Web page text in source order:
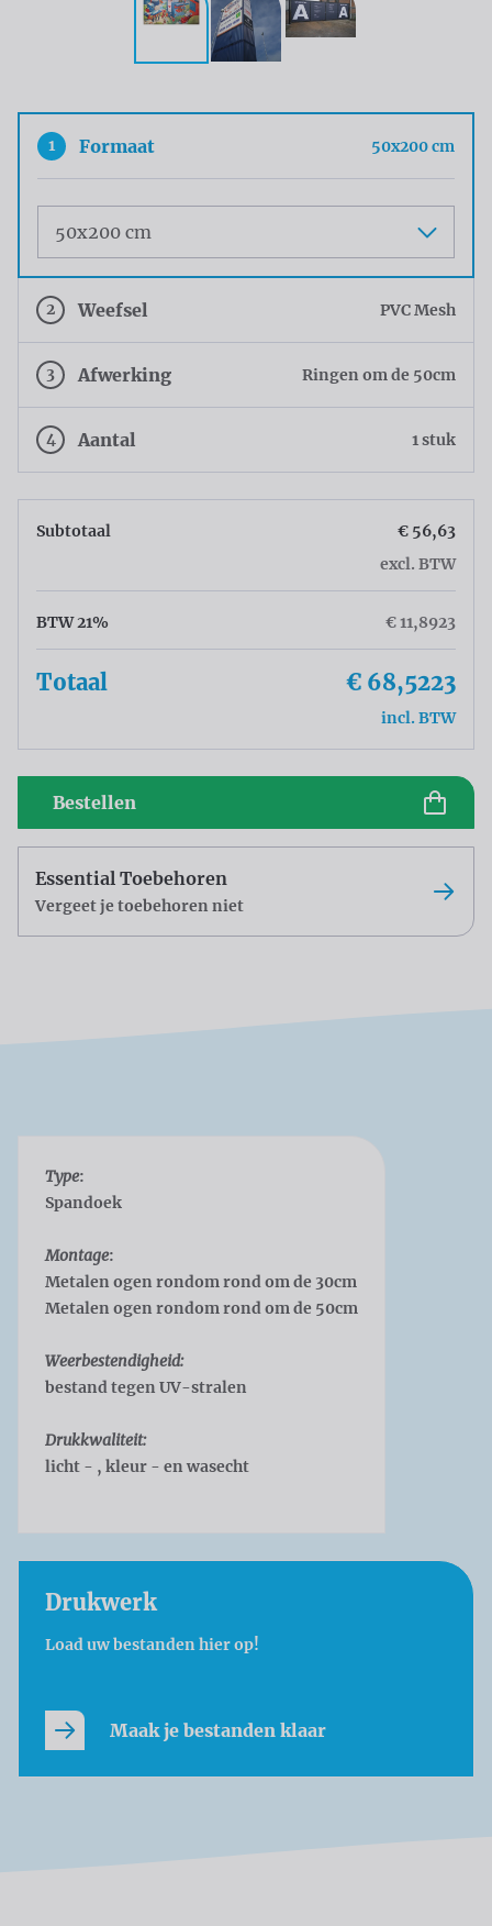
1 Formaat 50x200 cm
2 Weefsel PVC Mesh
3 Afwerking Ringen om de 50cm
4 Aantal 1 stuk
Subtotaal
€ 56,63
excl. BTW
BTW 21% € 11,8923
Totaal € 68,5223
incl. BTW
Bestellen
Essential Toebehoren
Vergeet je toebehoren niet
Type:
Spandoek
Montage:
Metalen ogen rondom rond om de 30cm
Metalen ogen rondom rond om de 50cm
Weerbestendigheid:
bestand tegen UV-stralen
Drukkwaliteit:
licht - , kleur - en wasecht
Drukwerk
Load uw bestanden hier op!
Maak je bestanden klaar